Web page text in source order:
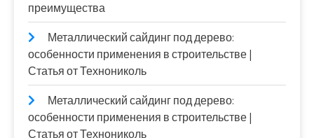
преимущества
Металлический сайдинг под дерево:
особенности применения в строительстве |
Статья от Технониколь
Металлический сайдинг под дерево:
особенности применения в строительстве |
Статья от Технониколь